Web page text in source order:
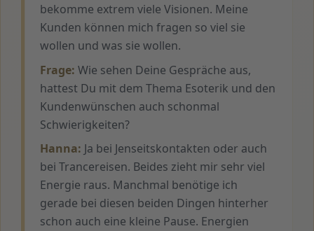
bekomme extrem viele Visionen. Meine
Kunden können mich fragen so viel sie
wollen und was sie wollen.
Frage: Wie sehen Deine Gespräche aus,
hattest Du mit dem Thema Esoterik und den
Kundenwünschen auch schonmal
Schwierigkeiten?
Hanna: Ja bei Jenseitskontakten oder auch
bei Trancereisen. Beides zieht mir sehr viel
Energie raus. Manchmal benötige ich
gerade bei diesen beiden Dingen hinterher
schon auch eine kleine Pause. Energien